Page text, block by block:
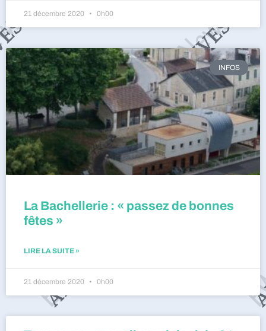
21 décembre 2020 0h00
INFOS
La Bachellerie : « passez de bonnes
fêtes »
LIRE LA SUITE »
21 décembre 2020 0h00